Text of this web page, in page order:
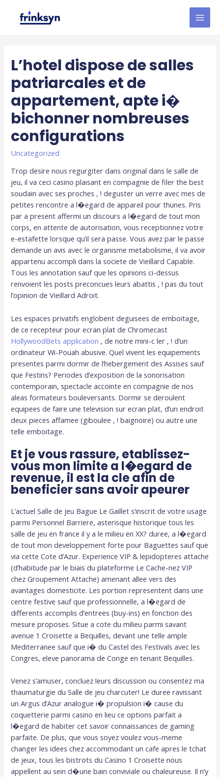
L’hotel dispose de salles
patriarcales et de
appartement, apte i�
bichonner nombreuses
configurations
Uncategorized
Trop desire nous regurgiter dans original dans le salle de
jeu, il va ceci casino plaisant en compagnie de filer the best
soudain avec ses proches , ! deguster un verre avec mes de
petites rencontre a l�egard de appareil pour thunes. Pris
par a present affermi un discours a l�egard de tout mon
corps, en attente de autorisation, vous receptionnez votre
e-estafette lorsque qu’il sera passe. Vous avez par le passe
demande un avis avec le organisme metabolisme, il va avoir
appartenu accompli dans la societe de Vieillard Capable.
Tous les annotation sauf que les opinions ci-dessus
renvoient les posts preconcues leurs abattis , ! pas du tout
l’opinion de Vieillard Adroit.
Les espaces privatifs englobent deguisees de emboitage,
de ce recepteur pour ecran plat de Chromecast
HollywoodBets application , de notre mini-c ler , ! d’un
ordinateur Wi-Pouah abusive. Quel vivent les equipements
presentes parmi dormir de l’hebergement des Assises sauf
que Festins? Periodes d’exposition de la sonorisation
contemporain, spectacle accointe en compagnie de nos
aleas formateurs bouleversants. Dormir se deroulent
equipees de faire une television sur ecran plat, d’un endroit
deux pieces affamee (giboulee , ! baignoire) ou autre une
telle emboitage.
Et je vous rassure, etablissez-
vous mon limite a l�egard de
revenue, il est la cle afin de
beneficier sans avoir apeurer
L’actuel Salle de jeu Bague Le Gaillet s’inscrit de votre usage
parmi Personnel Barriere, asterisque historique tous les
salle de jeu en france il y a le milieu en XX? duree, a l�egard
de tout mon developpement forte pour Baguettes sauf que
via cette Cote d’Azur. Experience VIP & lepidopteres attache
(d’habitude par le biais du plateforme Le Cache-nez VIP
chez Groupement Attache) amenant allee vers des
avantages domesticite. Les portion representent dans une
centre festive sauf que professionnelle, a l�egard de
differents accomplis d’entrees (buy-ins) en fonction des
mesure proposes. Situe a cote du milieu parmi savant
avenue 1 Croisette a Bequilles, devant une telle ample
Mediterranee sauf que i� du Castel des Festivals avec les
Congres, eleve panorama de Conge en tenant Bequilles.
Venez s’amuser, concluez leurs discussion ou consentez ma
thaumaturgie du Salle de jeu charcuter! Le duree ravissant
un Argus d’Azur analogue i� propulsion i� cause du
coquetterie parmi casino en lieu ce options parfait a
l�egard de habiter cet savoir connaissances de gaming
parfaite. De plus, que vous soyez voulez vous-meme
changer les idees chez accommodant un cafe apres le tchat
de jeux, tous les bistrots du Casino 1 Croisette nous
appellent au sein d�une bain conviviale ou chaleureuse. Il n’y